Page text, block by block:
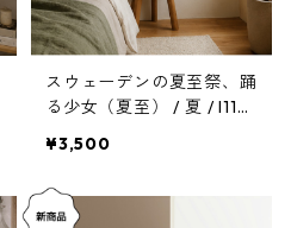
スウェーデンの夏至祭、踊
る少女（夏至） / 夏 / I117
¥3,500